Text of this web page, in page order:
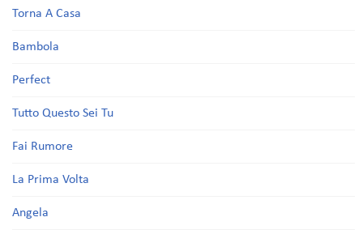
Torna A Casa
Bambola
Perfect
Tutto Questo Sei Tu
Fai Rumore
La Prima Volta
Angela